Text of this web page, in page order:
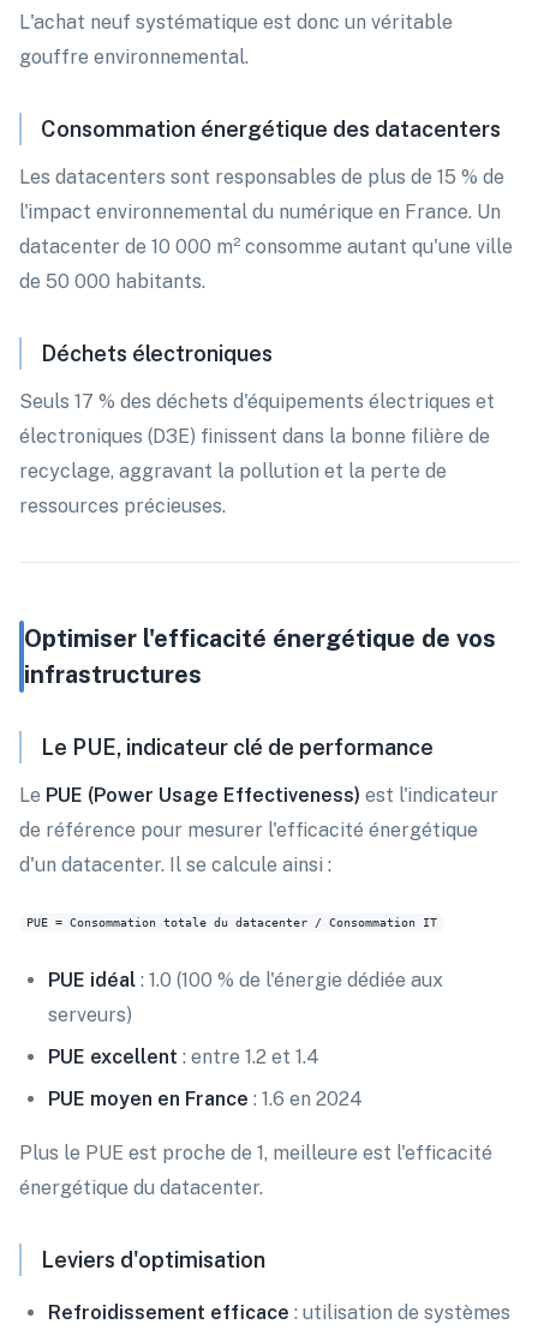
L'achat neuf systématique est donc un véritable
gouffre environnemental.
Consommation énergétique des datacenters
Les datacenters sont responsables de plus de 15 % de
l'impact environnemental du numérique en France. Un
datacenter de 10 000 m² consomme autant qu'une ville
de 50 000 habitants.
Déchets électroniques
Seuls 17 % des déchets d'équipements électriques et
électroniques (D3E) finissent dans la bonne filière de
recyclage, aggravant la pollution et la perte de
ressources précieuses.
Optimiser l'efficacité énergétique de vos
infrastructures
Le PUE, indicateur clé de performance
Le PUE (Power Usage Effectiveness) est l'indicateur
de référence pour mesurer l'efficacité énergétique
d'un datacenter. Il se calcule ainsi :
PUE idéal : 1.0 (100 % de l'énergie dédiée aux
serveurs)
PUE excellent : entre 1.2 et 1.4
PUE moyen en France : 1.6 en 2024
Plus le PUE est proche de 1, meilleure est l'efficacité
énergétique du datacenter.
Leviers d'optimisation
Refroidissement efficace : utilisation de systèmes